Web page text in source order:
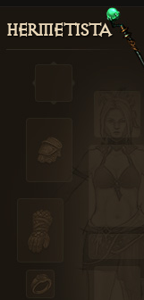
Hermetista